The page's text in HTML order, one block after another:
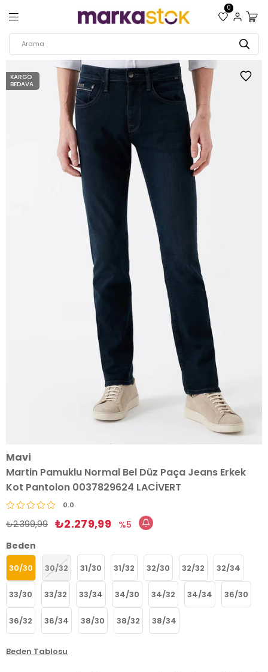
0
KARGO
BEDAVA
Mavi
Martin Pamuklu Normal Bel Düz Paça Jeans Erkek
Kot Pantolon 0037829624 LACİVERT
0.0
₺2.399,99 ₺2.279,99
5
Beden
30/30 30/32 31/30 31/32 32/30 32/32 32/34
33/30 33/32 33/34 34/30 34/32 34/34 36/30
36/32 36/34 38/30 38/32 38/34
Beden Tablosu